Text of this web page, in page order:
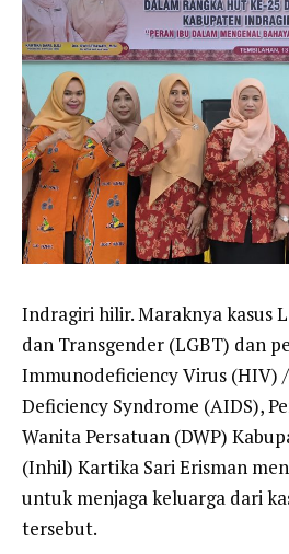
Indragiri hilir. Maraknya kasus
dan Transgender (LGBT) dan
Immunodeficiency Virus (HIV)
Deficiency Syndrome (AIDS),
Wanita Persatuan (DWP)
(Inhil) Kartika Sari Erisman
untuk menjaga keluarga dari
tersebut.